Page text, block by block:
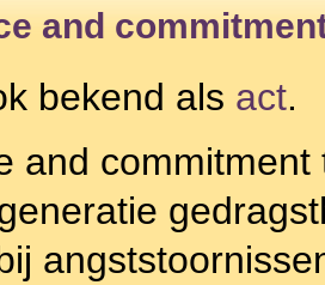
and
bekend als act.
and